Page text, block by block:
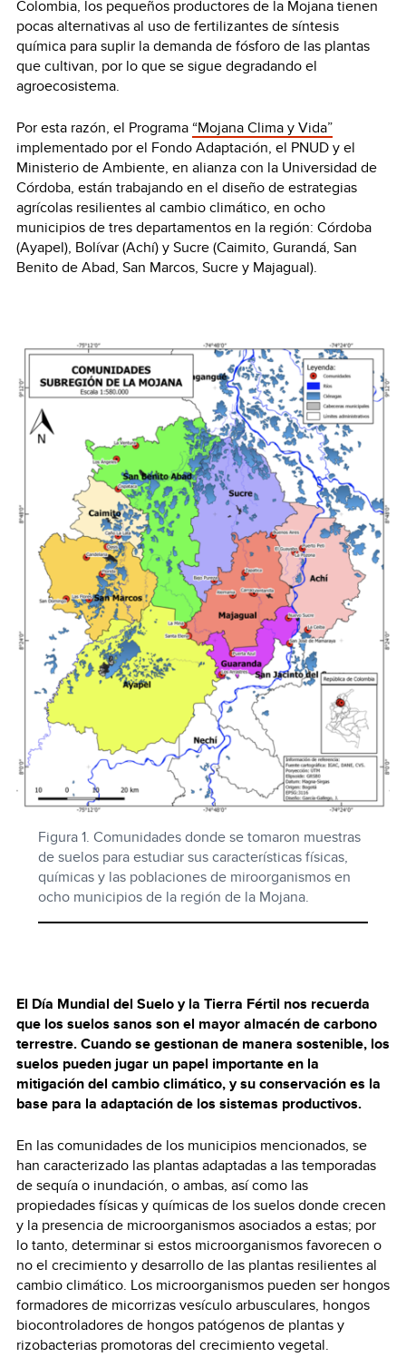
Colombia, los pequeños productores de la Mojana tienen
pocas alternativas al uso de fertilizantes de síntesis
química para suplir la demanda de fósforo de las plantas
que cultivan, por lo que se sigue degradando el
agroecosistema.
Por esta razón, el Programa “Mojana Clima y Vida”
implementado por el Fondo Adaptación, el PNUD y el
Ministerio de Ambiente, en alianza con la Universidad de
Córdoba, están trabajando en el diseño de estrategias
agrícolas resilientes al cambio climático, en ocho
municipios de tres departamentos en la región: Córdoba
(Ayapel), Bolívar (Achí) y Sucre (Caimito, Gurandá, San
Benito de Abad, San Marcos, Sucre y Majagual).
Figura 1. Comunidades donde se tomaron muestras
de suelos para estudiar sus características físicas,
químicas y las poblaciones de miroorganismos en
ocho municipios de la región de la Mojana.
El Día Mundial del Suelo y la Tierra Fértil nos recuerda
que los suelos sanos son el mayor almacén de carbono
terrestre. Cuando se gestionan de manera sostenible, los
suelos pueden jugar un papel importante en la
mitigación del cambio climático, y su conservación es la
base para la adaptación de los sistemas productivos.
En las comunidades de los municipios mencionados, se
han caracterizado las plantas adaptadas a las temporadas
de sequía o inundación, o ambas, así como las
propiedades físicas y químicas de los suelos donde crecen
y la presencia de microorganismos asociados a estas; por
lo tanto, determinar si estos microorganismos favorecen o
no el crecimiento y desarrollo de las plantas resilientes al
cambio climático. Los microorganismos pueden ser hongos
formadores de micorrizas vesículo arbusculares, hongos
biocontroladores de hongos patógenos de plantas y
rizobacterias promotoras del crecimiento vegetal.